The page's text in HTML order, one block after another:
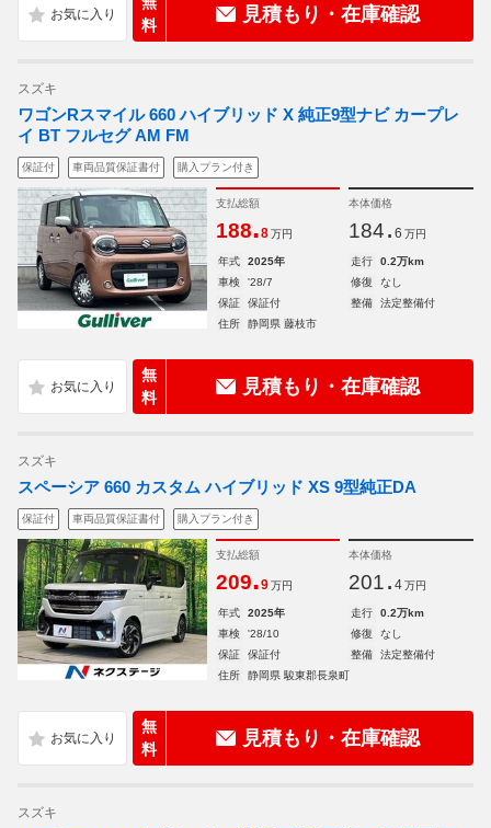
料
見積もり・在庫確認
スズキ
ワゴンRスマイル 660 ハイブリッド X 純正9型ナビ カープレ
イ BT フルセグ AM FM
保証付 車両品質保証書付 購入プラン付き
支払総額
188.8 万円
本体価格
184. 6 万円
年式 2025年 走行
0.2万km
車検
'28/7 修復
なし
保証
保証付 整備
法定整備付
住所
静岡県 藤枝市
無
料
見積もり・在庫確認
スズキ
スペーシア 660 カスタム ハイブリッド XS 9型純正DA
保証付 車両品質保証書付 購入プラン付き
支払総額
209.9 万円
本体価格
201. 4 万円
年式 2025年 走行
0.2万km
車検
'28/10 修復
なし
保証
保証付 整備
法定整備付
住所
静岡県 駿東郡長泉町
無
料
見積もり・在庫確認
スズキ